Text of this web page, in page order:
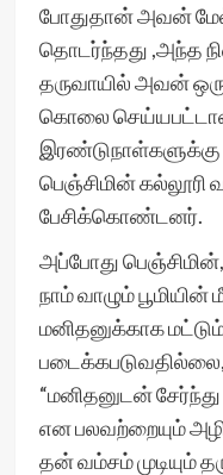
போதுதான் அவன்
தொடர்ந்தது ,அந்த
தருவாயில் அவன்
கொலை
இரண்டுநாள்களுக்கு
பெஞ்சிமின்
பேசிக்கொண்டனர்.
அப்போது
நாம் வாழும்
மனிதனுக்காக
“மனிதனுடன்
என பலவற்றையும்
தன் வம்சம் முடியும்